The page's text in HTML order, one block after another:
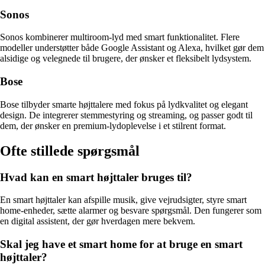
Sonos
Sonos kombinerer multiroom-lyd med smart funktionalitet. Flere
modeller understøtter både Google Assistant og Alexa, hvilket gør dem
alsidige og velegnede til brugere, der ønsker et fleksibelt lydsystem.
Bose
Bose tilbyder smarte højttalere med fokus på lydkvalitet og elegant
design. De integrerer stemmestyring og streaming, og passer godt til
dem, der ønsker en premium-lydoplevelse i et stilrent format.
Ofte stillede spørgsmål
Hvad kan en smart højttaler bruges til?
En smart højttaler kan afspille musik, give vejrudsigter, styre smart
home-enheder, sætte alarmer og besvare spørgsmål. Den fungerer som
en digital assistent, der gør hverdagen mere bekvem.
Skal jeg have et smart home for at bruge en smart
højttaler?